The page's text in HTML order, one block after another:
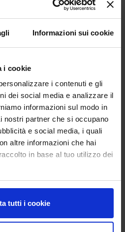
Informazioni sui cookie
i cookie
i contenuti e gli
dei social media e analizzare il
informazioni sul modo in
nostri partner che si occupano
e social media, i quali
altre informazioni che hai
in base al tuo utilizzo dei
tutti i cookie
interessarti
| ’90s Rally Legends – Video